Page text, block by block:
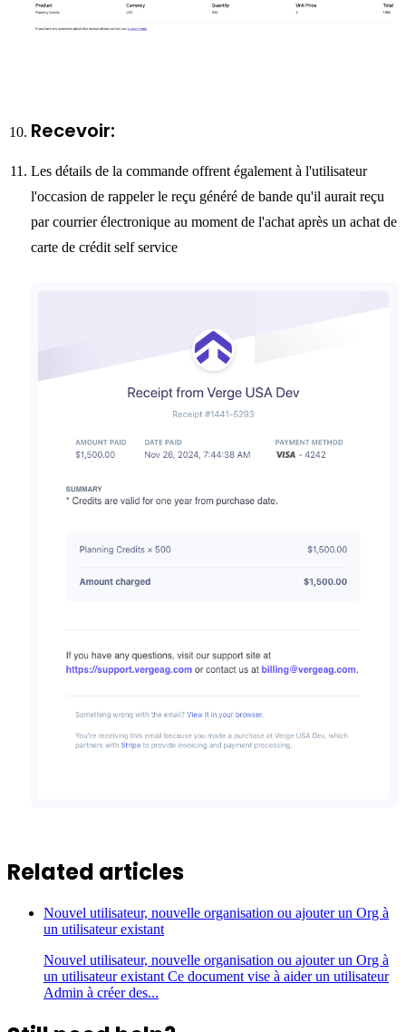
Recevoir:
Les détails de la commande offrent également à l'utilisateur
l'occasion de rappeler le reçu généré de bande qu'il aurait reçu
par courrier électronique au moment de l'achat après un achat de
carte de crédit self service
Related articles
Nouvel utilisateur, nouvelle organisation ou ajouter un Org à
un utilisateur existant
Nouvel utilisateur, nouvelle organisation ou ajouter un Org à
un utilisateur existant Ce document vise à aider un utilisateur
Admin à créer des...